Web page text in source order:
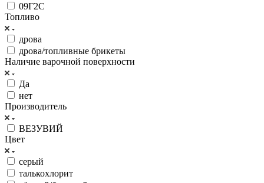
09Г2С
Топливо
дрова
дрова/топливные брикеты
Наличие варочной поверхности
Да
нет
Производитель
ВЕЗУВИЙ
Цвет
серый
талькохлорит